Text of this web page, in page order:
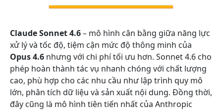
Claude Sonnet 4.6– mô hình cân bằng giữa năng lực
xử lý và tốc độ, tiệm cận mức độ thông minh của
Opus 4.6 nhưng với chi phí tối ưu hơn. Sonnet 4.6 cho
phép hoàn thành tác vụ nhanh chóng với chất lượng
cao, phù hợp cho các nhu cầu như lập trình quy mô
lớn, phân tích dữ liệu và sản xuất nội dung. Đồng thời,
đây cũng là mô hình tiên tiến nhất của Anthropic